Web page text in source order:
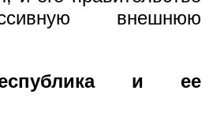
внешнюю
и ее